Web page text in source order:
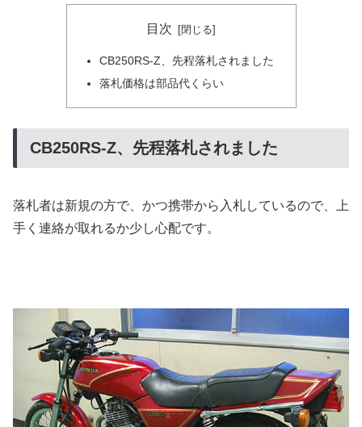
目次
CB250RS-Z、先程落札されました
落札価格は部品代くらい
CB250RS-Z、先程落札されました
落札者は新規の方で、かつ携帯から入札しているので、上
手く連絡が取れるか少し心配です。